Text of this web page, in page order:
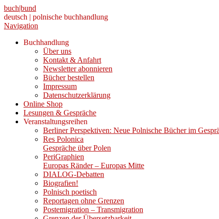
buch|bund
deutsch | polnische buchhandlung
Navigation
Buchhandlung
Über uns
Kontakt & Anfahrt
Newsletter abonnieren
Bücher bestellen
Impressum
Datenschutzerklärung
Online Shop
Lesungen & Gespräche
Veranstaltungsreihen
Berliner Perspektiven: Neue Polnische Bücher im
Res Polonica
Gespräche über Polen
PeriGraphien
Europas Ränder – Europas Mitte
DIALOG-Debatten
Biografien!
Polnisch poetisch
Reportagen ohne Grenzen
Postemigration – Transmigration